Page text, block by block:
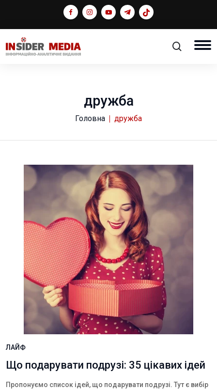
дружба
Головна дружба
ЛАЙФ
Що подарувати подрузі: 35 цікавих ідей
Пропонуємо список ідей, що подарувати подрузі. Тут є вибір